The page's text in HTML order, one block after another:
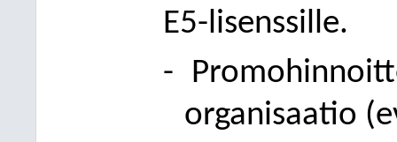
E5-lisenssille.
-
organisaatio